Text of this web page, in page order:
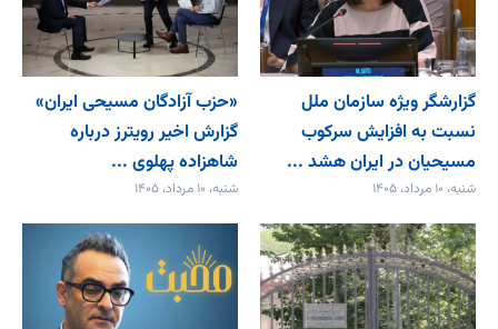
گزارشگر ویژه سازمان ملل
نسبت به افزایش سرکوب
مسیحیان در ایران هشد ...
شنبه، ۱۰ مرداد، ۱۴۰۵
«حزب آزادگان مسیحی ایران»
گزارش اخیر رویترز درباره
شاهزاده پهلوی ...
شنبه، ۱۰ مرداد، ۱۴۰۵